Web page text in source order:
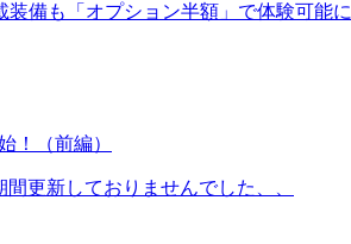
備も「オプション半額」で体験可能に
！（前編）
更新しておりませんでした、、